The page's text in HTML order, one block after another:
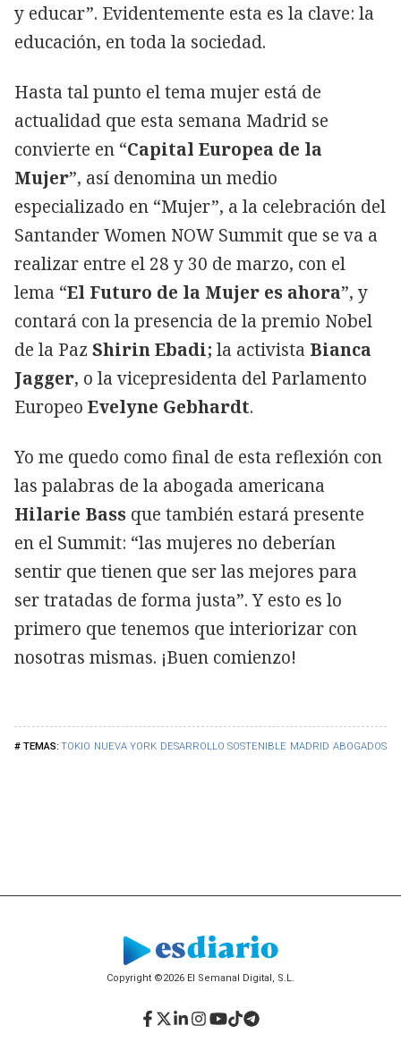
TOKIO NUEVA YORK DESARROLLO SOSTENIBLE MADRID ABOGADOS
y educar”. Evidentemente esta es la clave: la
educación, en toda la sociedad.
Hasta tal punto el tema mujer está de
actualidad que esta semana Madrid se
convierte en “Capital Europea de la
Mujer”, así denomina un medio
especializado en “Mujer”, a la celebración del
Santander Women NOW Summit que se va a
realizar entre el 28 y 30 de marzo, con el
lema “El Futuro de la Mujer es ahora”, y
contará con la presencia de la premio Nobel
de la Paz Shirin Ebadi; la activista Bianca
Jagger, o la vicepresidenta del Parlamento
Europeo Evelyne Gebhardt.
Yo me quedo como final de esta reflexión con
las palabras de la abogada americana
Hilarie Bass que también estará presente
en el Summit: “las mujeres no deberían
sentir que tienen que ser las mejores para
ser tratadas de forma justa”. Y esto es lo
primero que tenemos que interiorizar con
nosotras mismas. ¡Buen comienzo!
Copyright ©2026 El Semanal Digital, S.L.
Facebook
Twitter
LinkedIn
Instagram
YouTube
TikTok
Telegram